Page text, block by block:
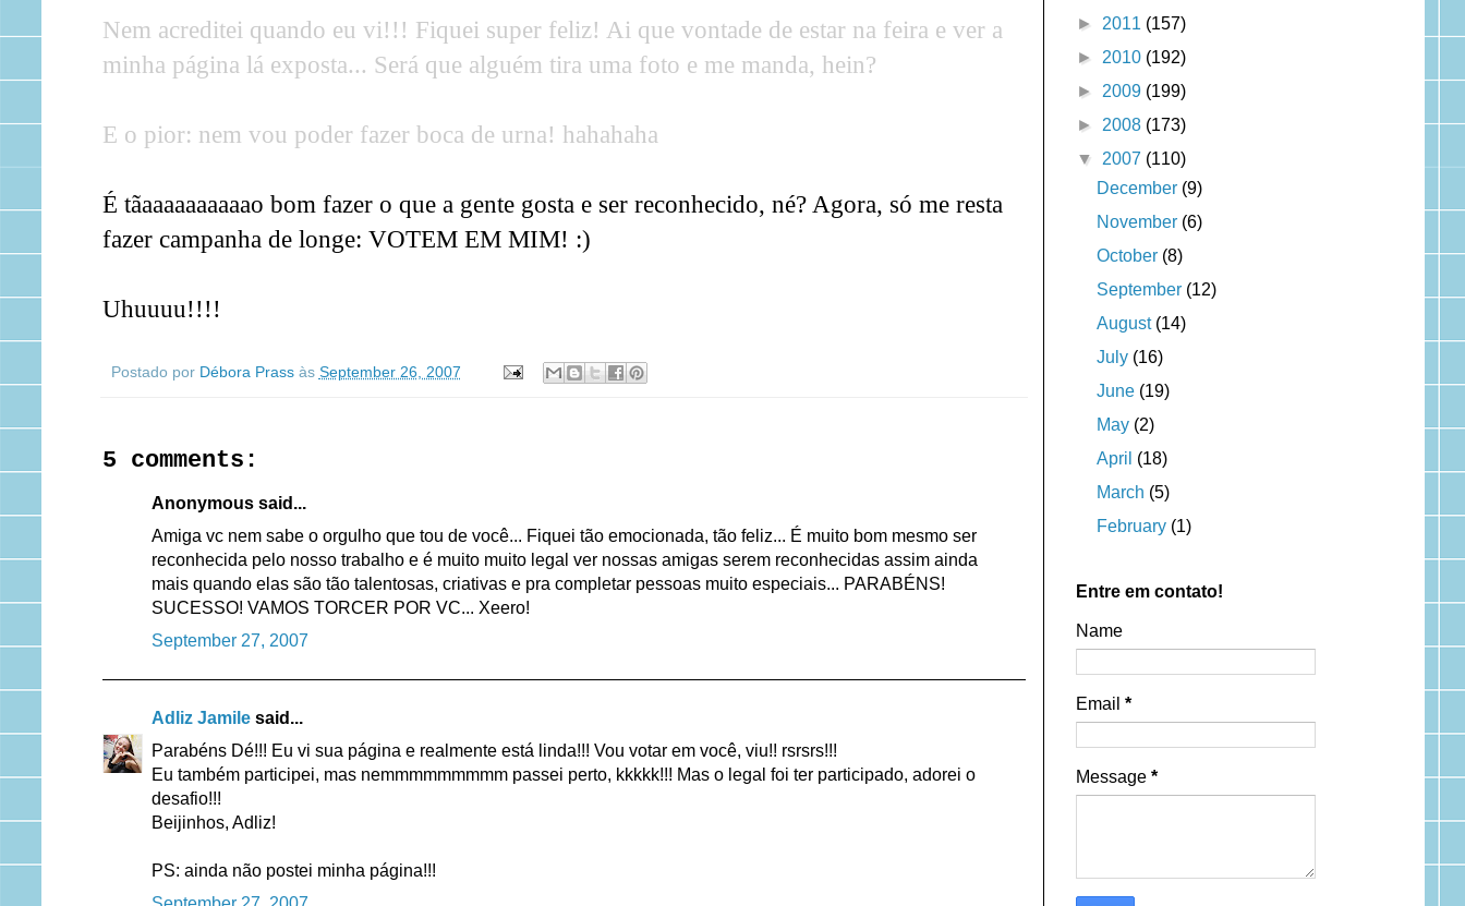
Nem acreditei quando eu vi!!! Fiquei super feliz! Ai que vontade de estar na feira e ver a
minha página lá exposta... Será que alguém tira uma foto e me manda, hein?
E o pior: nem vou poder fazer boca de urna! hahahaha
É tãaaaaaaaaaao bom fazer o que a gente gosta e ser reconhecido, né? Agora, só me resta
fazer campanha de longe: VOTEM EM MIM! :)
Uhuuuu!!!!
Postado por Débora Prass às September 26, 2007
5 comments:
Anonymous said...
Amiga vc nem sabe o orgulho que tou de você... Fiquei tão emocionada, tão feliz... É muito bom mesmo ser
reconhecida pelo nosso trabalho e é muito muito legal ver nossas amigas serem reconhecidas assim ainda
mais quando elas são tão talentosas, criativas e pra completar pessoas muito especiais... PARABÉNS!
SUCESSO! VAMOS TORCER POR VC... Xeero!
September 27, 2007
Adliz Jamilesaid...
Parabéns Dé!!! Eu vi sua página e realmente está linda!!! Vou votar em você, viu!! rsrsrs!!!
Eu também participei, mas nemmmmmmmmm passei perto, kkkkk!!! Mas o legal foi ter participado, adorei o
desafio!!!
Beijinhos, Adliz!
PS: ainda não postei minha página!!!
► 2011 (157)
► 2010 (192)
► 2009 (199)
► 2008 (173)
▼ 2007 (110)
December (9)
November (6)
October (8)
September (12)
August (14)
July (16)
June (19)
May (2)
April (18)
March (5)
February (1)
Entre em contato!
Name
Email *
Message *